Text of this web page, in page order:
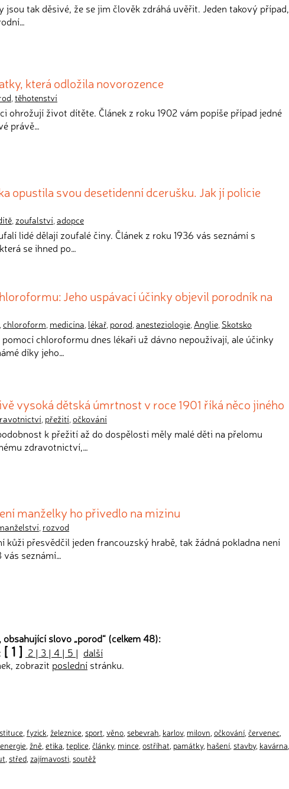
jsou tak děsivé, že se jim člověk zdráhá uvěřit. Jeden takový případ,
která odložila novorozence
,těhotenství
ohrožují život dítěte. Článek z roku 1902 vám popíše případ jedné
právě…
opustila svou desetidenní dcerušku. Jak jí policie
, zoufalství,adopce
lidé dělají zoufalé činy. Článek z roku 1936 vás seznámí s
se ihned po…
Jeho uspávací účinky objevil porodník na
,chloroform, medicína, lékař, porod,anesteziologie,Anglie, Skotsko
pomocí chloroformu dnes lékaři už dávno nepoužívají, ale účinky
díky jeho…
vysoká dětská úmrtnost v roce 1901 říká něco jiného
, přežití,očkování
k přežití až do dospělosti měly malé děti na přelomu
zdravotnictví,…
manželky ho přivedlo na mizinu
, rozvod
kůži přesvědčil jeden francouzský hrabě, tak žádná pokladna není
vás seznámí…
obsahující slovo „porod“ (celkem 48):
[ 1 ] 2 | 3 | 4 | 5 | další
zobrazit poslední stránku.
fyzick železnice sport věno sebevrah karlov, milovn očkování červenec
energie žně etika teplice články, mince ostříhat památky, hašení stavby, kavárna
střed zajímavosti soutěž